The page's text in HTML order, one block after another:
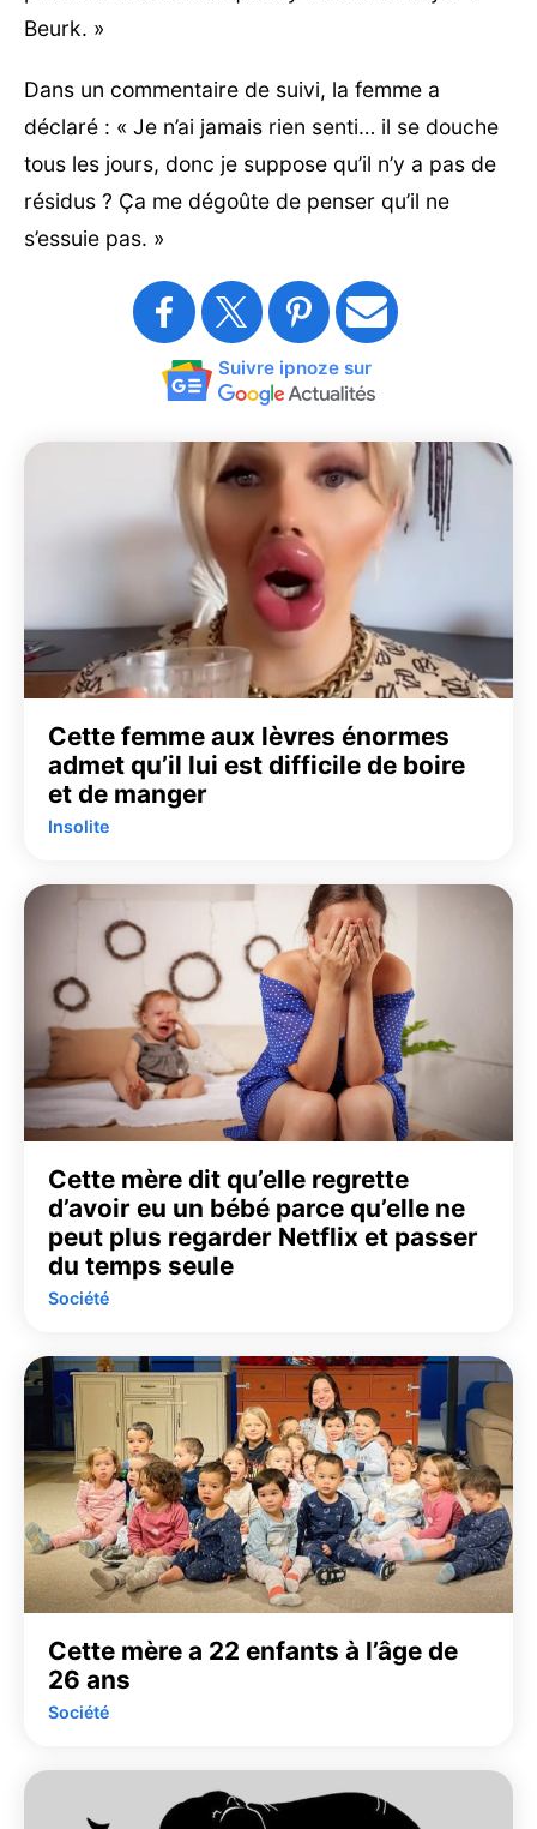
Beurk. »
Dans un commentaire de suivi, la femme a
déclaré : « Je n’ai jamais rien senti… il se douche
tous les jours, donc je suppose qu’il n’y a pas de
résidus ? Ça me dégoûte de penser qu’il ne
s’essuie pas. »
Suivre ipnoze sur
Cette femme aux lèvres énormes
admet qu’il lui est difficile de boire
et de manger
Insolite
Cette mère dit qu’elle regrette
d’avoir eu un bébé parce qu’elle ne
peut plus regarder Netflix et passer
du temps seule
Société
Cette mère a 22 enfants à l’âge de
26 ans
Société